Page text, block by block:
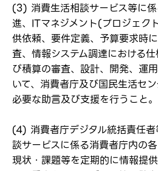
(3) 消費生活相談サービス等に
進、ITマネジメント(プロジェク
供依頼、要件定義、予算要求時
査、情報システム調達における
び積算の審査、設計、開発、運
いて、消費者庁及び国民生活セ
必要な助言及び支援を行うこと。
(4) 消費者庁デジタル統括責任
談サービスに係る消費者庁内の
現状・課題等を定期的に情報提